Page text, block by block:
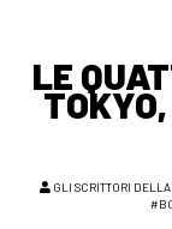
LE
GLI SCRITTORI